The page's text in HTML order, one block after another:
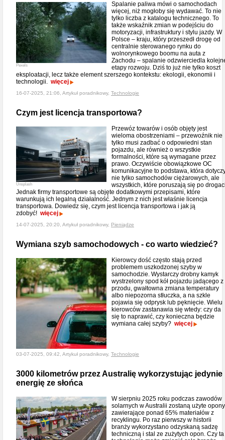
Pexels
Spalanie paliwa mówi o samochodach
więcej, niż mogłoby się wydawać. To nie
tylko liczba z katalogu technicznego. To
także wskaźnik zmian w podejściu do
motoryzacji, infrastruktury i stylu jazdy. W
Polsce – kraju, który przeszedł drogę od
centralnie sterowanego rynku do
wolnorynkowego boomu na auta z
Zachodu – spalanie odzwierciedla
etapy rozwoju. Dziś to już nie tylko koszt
eksploatacji, lecz także element szerszego kontekstu: ekologii, ekonomii i
technologii. więcej
16-07-2025, 21:06, Artykuł poradnikowy, Technologie
Czym jest licencja transportowa?
Unsplash
Przewóz towarów i osób objęty jest
wieloma obostrzeniami – przewoźnik nie
tylko musi zadbać o odpowiedni stan
pojazdu, ale również o wszystkie
formalności, które są wymagane przez
prawo. Oczywiście obowiązkowe OC
komunikacyjne to podstawa, która
nie tylko samochodów ciężarowych, ale
wszystkich, które poruszają się po
Jednak firmy transportowe są objęte dodatkowymi przepisami, które
warunkują ich legalną działalność. Jednym z nich jest właśnie licencja
transportowa. Dowiedz się, czym jest licencja transportowa i jak ją
zdobyć! więcej
14-07-2025, 20:20, Artykuł poradnikowy, Pieniądze
Wymiana szyb samochodowych - co warto wiedzieć?
Kierowcy dość często stają przed
problemem uszkodzonej szyby w
samochodzie. Wystarczy drobny kamyk
wystrzelony spod kół pojazdu jadącego z
przodu, gwałtowna zmiana temperatury
albo niepozorna stłuczka, a na szkle
pojawia się odprysk lub pęknięcie. Wielu
kierowców zastanawia się wtedy: czy da
się to naprawić, czy konieczna będzie
wymiana całej szyby? więcej
03-07-2025, 09:42, Artykuł poradnikowy, Technologie
3000 kilometrów przez Australię wykorzystując jedynie
energię ze słońca
W sierpniu 2025 roku podczas zawodów
solarnych w Australii zostaną użyte opony
zawierające ponad 65% materiałów z
recyklingu. Po raz pierwszy w historii
branży wykorzystano odzyskaną sadzę
techniczną i stal ze zużytych opon. Czy ta